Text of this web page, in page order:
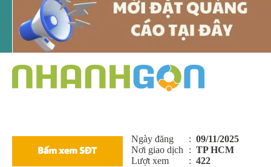
Ngày đăng : 09/11/2025
Nơi giao dịch : TP HCM
Lượt xem
: 422